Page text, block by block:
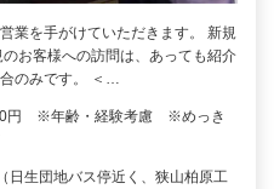
業を手がけていただきます。 新規
お客様への訪問は、あっても紹介
のみです。 ＜…
円 ※年齢・経験考慮 ※めっき
日生団地バス停近く、狭山柏原工